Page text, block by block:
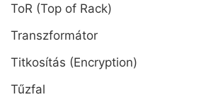
ToR (Top of Rack)
Transzformátor
Titkosítás (Encryption)
Tűzfal